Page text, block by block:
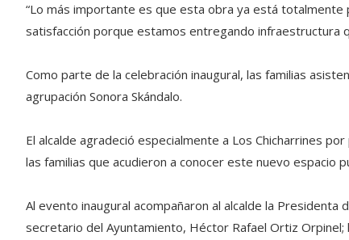
“Lo más importante es que esta obra ya está totalmente
satisfacción porque estamos entregando infraestructura
Como parte de la celebración inaugural, las familias
agrupación Sonora Skándalo.
El alcalde agradeció especialmente a Los Chicharrines
las familias que acudieron a conocer este nuevo espacio
Al evento inaugural acompañaron al alcalde la Presidenta
secretario del Ayuntamiento, Héctor Rafael Ortiz Orpinel;